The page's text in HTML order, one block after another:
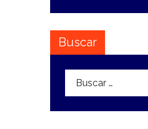
Buscar
Buscar: